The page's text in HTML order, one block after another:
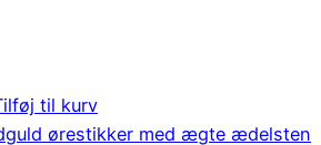
til kurv